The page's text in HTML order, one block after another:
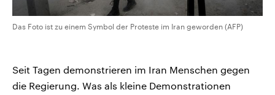
Das Foto ist zu einem Symbol der Proteste im Iran geworden (AFP)
Seit Tagen demonstrieren im Iran Menschen gegen
die Regierung. Was als kleine Demonstrationen